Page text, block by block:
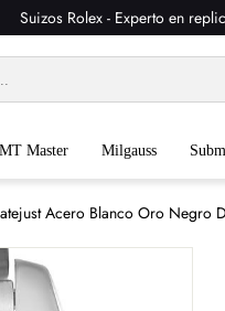
Suizos Rolex - Experto en
Master Milgauss
Acero Blanco Oro Negro